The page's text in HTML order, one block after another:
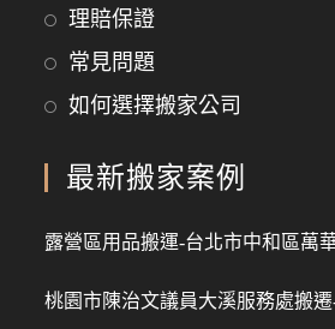
理賠保證
常見問題
如何選擇搬家公司
最新搬家案例
露營區用品搬運-台北市中和區萬
桃園市陳治文議員大溪服務處搬